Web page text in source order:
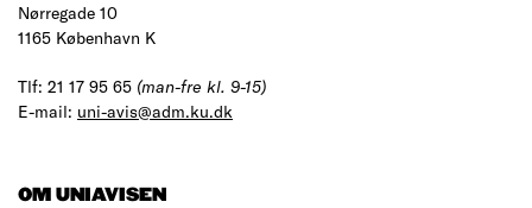
Nørregade 10
1165 København K
Tlf: 21 17 95 65 (man-fre kl. 9-15)
E-mail: uni-avis@adm.ku.dk
OM UNIAVISEN